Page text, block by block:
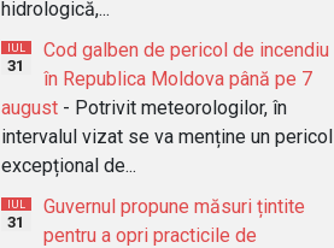
hidrologică,...
IUL
31
Cod galben de pericol de incendiu
în Republica Moldova până pe 7
august - Potrivit meteorologilor, în
intervalul vizat se va menține un pericol
excepțional de...
IUL
31
Guvernul propune măsuri țintite
pentru a opri practicile de